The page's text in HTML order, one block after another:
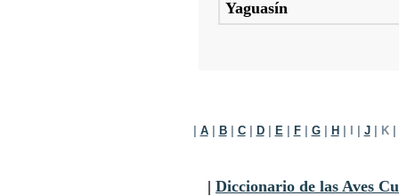
Yaguasín
A| B| C| D| E| F| G| H J| K |
| Diccionario de las Aves